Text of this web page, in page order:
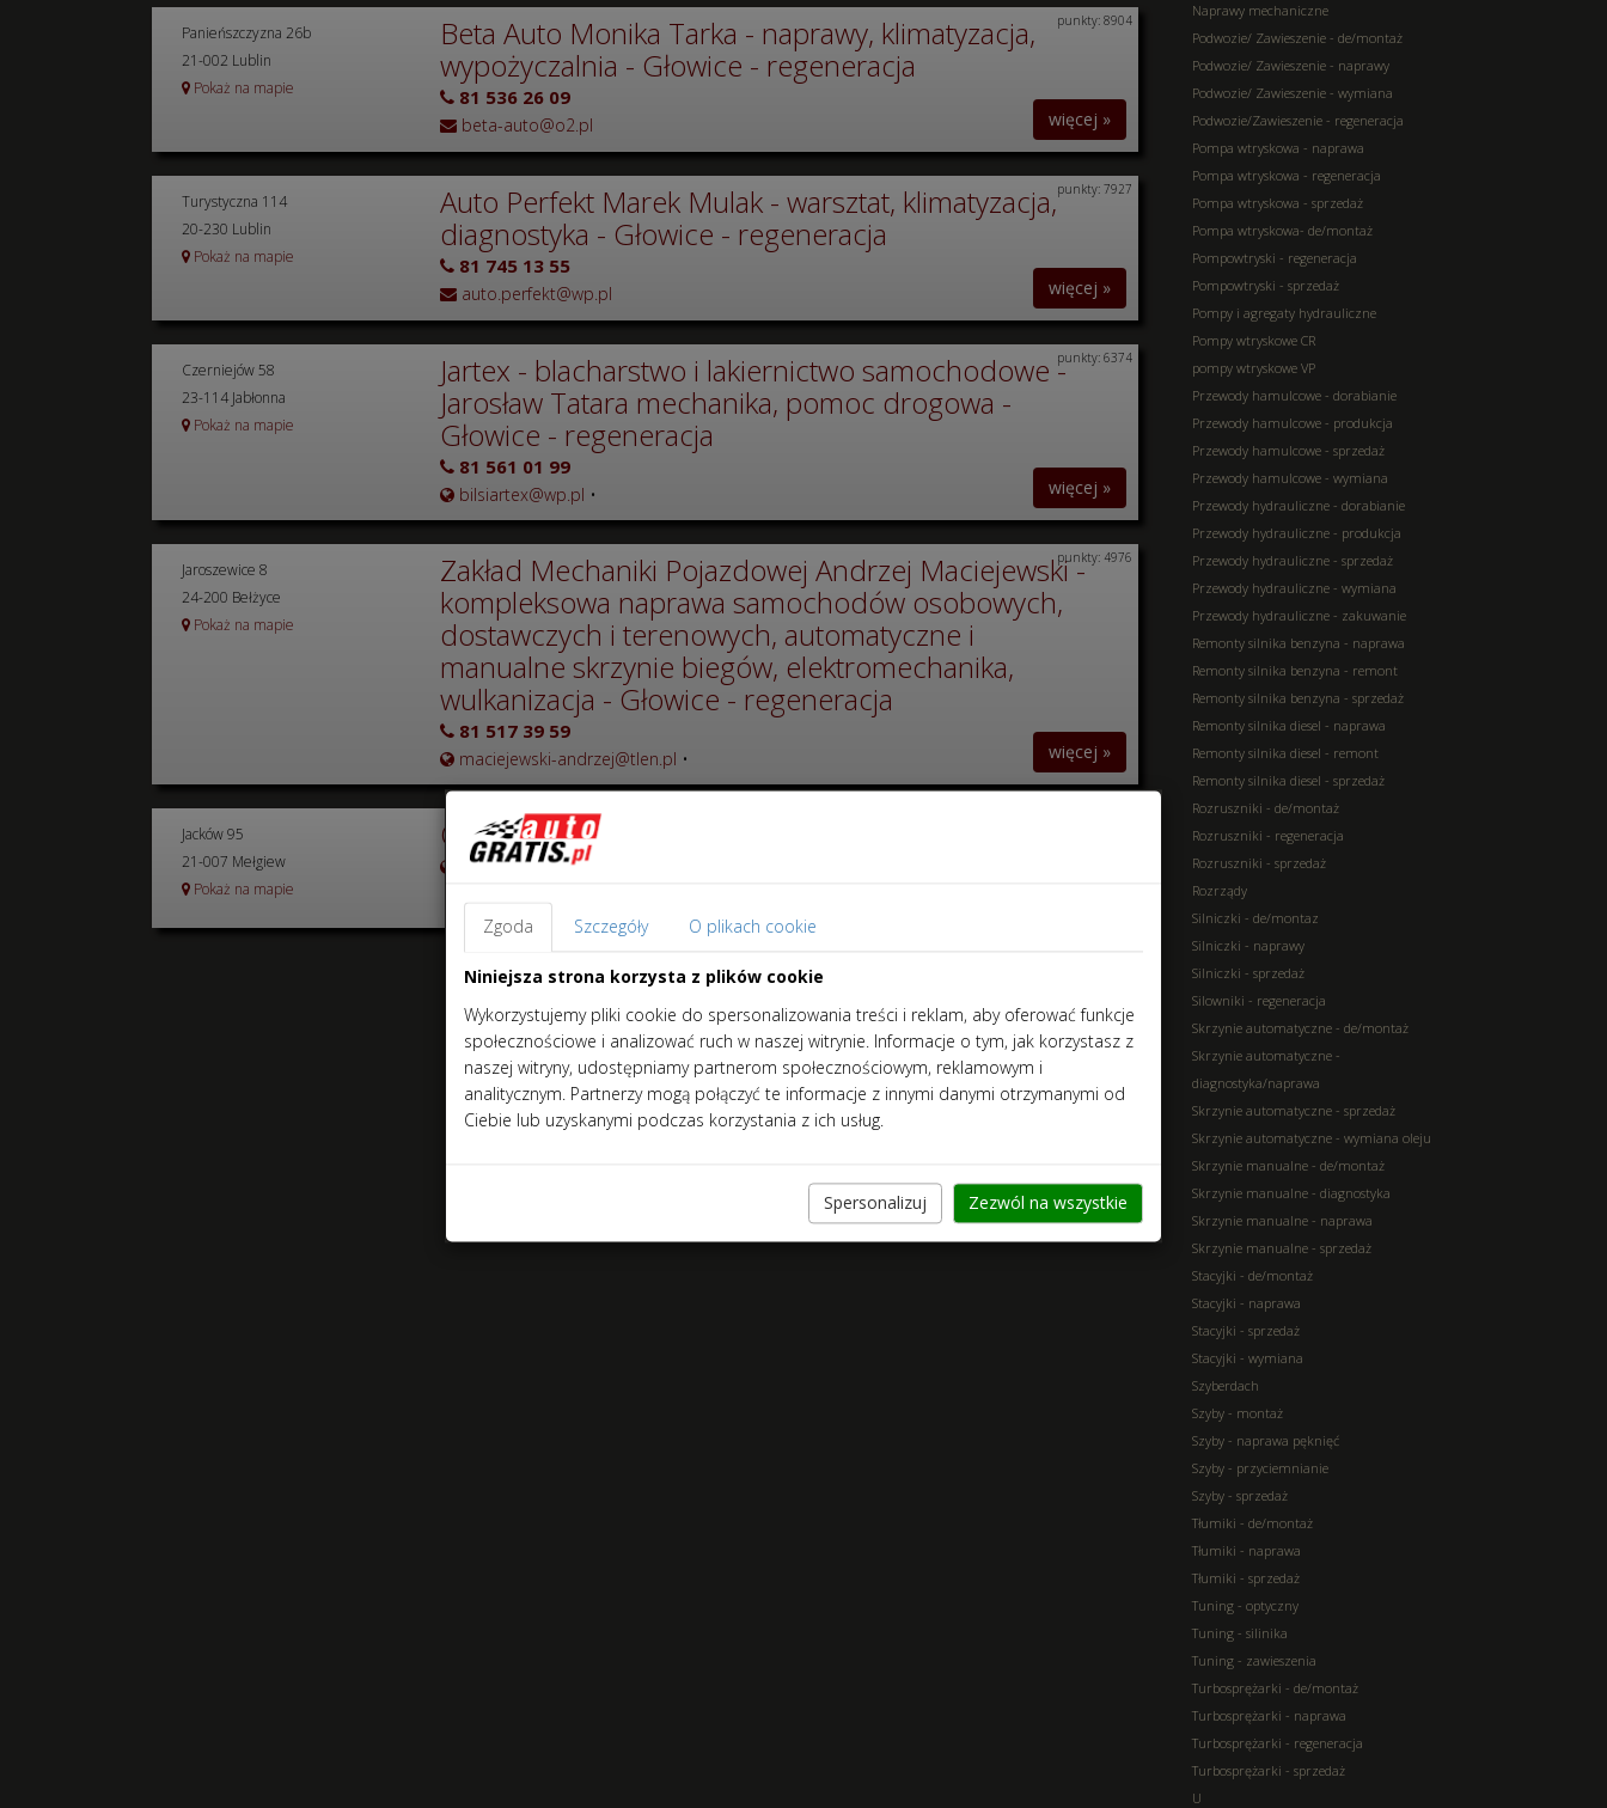
Panieńszczyzna 26b
21-002 Lublin
Pokaż na mapie
Beta Auto Monika Tarka - naprawy, klimatyzacja,
wypożyczalnia - Głowice - regeneracja
81 536 26 09
beta-auto@o2.pl
punkty: 8904
więcej »
Turystyczna 114
20-230 Lublin
Pokaż na mapie
Auto Perfekt Marek Mulak - warsztat, klimatyzacja,
diagnostyka - Głowice - regeneracja
81 745 13 55
auto.perfekt@wp.pl
punkty: 7927
więcej »
Czerniejów 58
23-114 Jabłonna
Pokaż na mapie
Jartex - blacharstwo i lakiernictwo samochodowe -
Jarosław Tatara mechanika, pomoc drogowa -
Głowice - regeneracja
81 561 01 99
bilsiartex@wp.pl •
punkty: 6374
więcej »
Jaroszewice 8
24-200 Bełżyce
Pokaż na mapie
Zakład Mechaniki Pojazdowej Andrzej Maciejewski -
kompleksowa naprawa samochodów osobowych,
dostawczych i terenowych, automatyczne i
manualne skrzynie biegów, elektromechanika,
wulkanizacja - Głowice - regeneracja
81 517 39 59
maciejewski-andrzej@tlen.pl •
punkty: 4976
więcej »
Jacków 95
21-007 Mełgiew
Pokaż na mapie
ORKANIKA sp. z o.o. - Głowice - regeneracja
www.orkanika.com
Naprawy mechaniczne
Podwozie/ Zawieszenie - de/montaż
Podwozie/ Zawieszenie - naprawy
Podwozie/ Zawieszenie - wymiana
Podwozie/Zawieszenie - regeneracja
Pompa wtryskowa - naprawa
Pompa wtryskowa - regeneracja
Pompa wtryskowa - sprzedaż
Pompa wtryskowa- de/montaż
Pompowtryski - regeneracja
Pompowtryski - sprzedaż
Pompy i agregaty hydrauliczne
Pompy wtryskowe CR
pompy wtryskowe VP
Przewody hamulcowe - dorabianie
Przewody hamulcowe - produkcja
Przewody hamulcowe - sprzedaż
Przewody hamulcowe - wymiana
Przewody hydrauliczne - dorabianie
Przewody hydrauliczne - produkcja
Przewody hydrauliczne - sprzedaż
Przewody hydrauliczne - wymiana
Przewody hydrauliczne - zakuwanie
Remonty silnika benzyna - naprawa
Remonty silnika benzyna - remont
Remonty silnika benzyna - sprzedaż
Remonty silnika diesel - naprawa
Remonty silnika diesel - remont
Remonty silnika diesel - sprzedaż
Rozruszniki - de/montaż
Rozruszniki - regeneracja
Rozruszniki - sprzedaż
Rozrządy
Silniczki - de/montaz
Silniczki - naprawy
Silniczki - sprzedaż
Silowniki - regeneracja
Skrzynie automatyczne - de/montaż
Skrzynie automatyczne -
diagnostyka/naprawa
Skrzynie automatyczne - sprzedaż
Skrzynie automatyczne - wymiana oleju
Skrzynie manualne - de/montaż
Skrzynie manualne - diagnostyka
Skrzynie manualne - naprawa
Skrzynie manualne - sprzedaż
Stacyjki - de/montaż
Stacyjki - naprawa
Stacyjki - sprzedaż
Stacyjki - wymiana
Szyberdach
Szyby - montaż
Szyby - naprawa pęknięć
Szyby - przyciemnianie
Szyby - sprzedaż
Tłumiki - de/montaż
Tłumiki - naprawa
Tłumiki - sprzedaż
Tuning - optyczny
Tuning - silinika
Tuning - zawieszenia
Turbosprężarki - de/montaż
Turbosprężarki - naprawa
Turbosprężarki - regeneracja
Turbosprężarki - sprzedaż
U
Zgoda Szczegóły O plikach cookie
Niniejsza strona korzysta z plików cookie
Wykorzystujemy pliki cookie do spersonalizowania treści i reklam, aby oferować funkcje
społecznościowe i analizować ruch w naszej witrynie. Informacje o tym, jak korzystasz z
naszej witryny, udostępniamy partnerom społecznościowym, reklamowym i
analitycznym. Partnerzy mogą połączyć te informacje z innymi danymi otrzymanymi od
Ciebie lub uzyskanymi podczas korzystania z ich usług.
Spersonalizuj Zezwól na wszystkie